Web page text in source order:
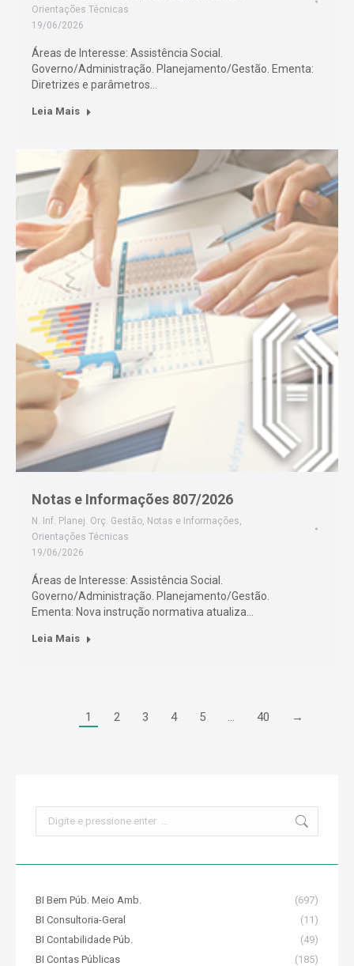
Orientações Técnicas
19/06/2026
Áreas de Interesse: Assistência Social.
Governo/Administração. Planejamento/Gestão. Ementa:
Diretrizes e parâmetros…
Leia Mais
Notas e Informações 807/2026
N. Inf. Planej. Orç. Gestão, Notas e Informações,
Orientações Técnicas
19/06/2026
Áreas de Interesse: Assistência Social.
Governo/Administração. Planejamento/Gestão.
Ementa: Nova instrução normativa atualiza…
Leia Mais
1 2 3 4 5 … 40 →
BI Bem Púb. Meio Amb.
(697)
BI Consultoria-Geral
(11)
BI Contabilidade Púb.
(49)
BI Contas Públicas
(185)